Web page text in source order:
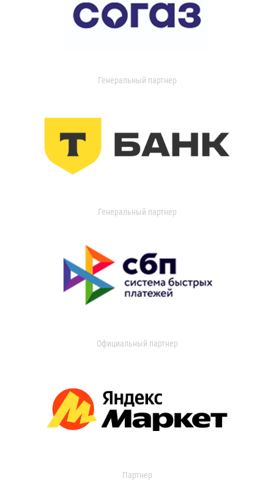
Генеральный партнер
Генеральный партнер
Официальный партнер
Партнер